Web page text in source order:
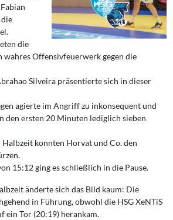
die
Offensivfeuerwerk gegen die
Silveira präsentierte sich in dieser
agierte im Angriff zu inkonsequent und
den ersten 20 Minuten lediglich sieben
Halbzeit konnten Horvat und Co. den
15:12 ging es schließlich in die Pause.
änderte sich das Bild kaum: Die
in Führung, obwohl die HSG XeNTiS
ein Tor (20:19) herankam.